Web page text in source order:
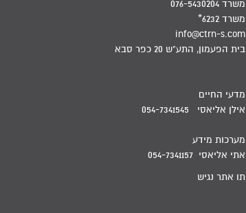
משרד 076-5430204
משרד 6232*
info@ctrn-s.com
בית הפעמון, התע"ש 20 כפר סבא
מדעי החיים
אילן אליאסי 054-7341545
מערכות מידע
אתי אליאסי 054-7341157
תו אתר נגיש